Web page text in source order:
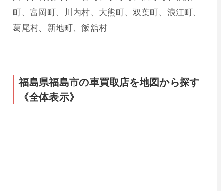
町、富岡町、川内村、大熊町、双葉町、浪江町、
葛尾村、新地町、飯舘村
福島県福島市の車買取店を地図から探す
《全体表示》